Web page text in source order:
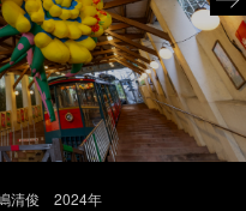
清俊 2024年